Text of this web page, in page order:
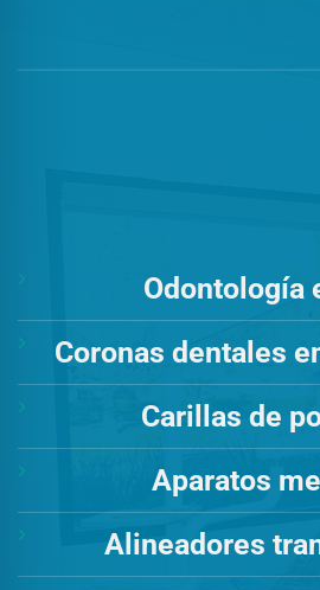
Odontología
Coronas dentales
Carillas de
Aparatos
Alineadores